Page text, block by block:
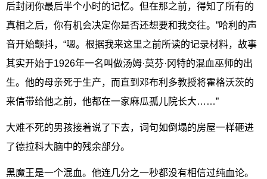
后封闭你最后半个小时的记忆。但在那之前，得知了所有的
真相之后，你有机会决定你是否还想要和我交往。”哈利的声
音开始颤抖，“嗯。根据我来这里之前所读的记录材料，故事
其实开始于1926年一名叫做汤姆·莫芬·冈特的混血巫师的出
生。他的母亲死于生产，而直到邓布利多教授将霍格沃茨的
来信带给他之前，他都在一家麻瓜孤儿院长大……”
大难不死的男孩接着说了下去，词句如倒塌的房屋一样砸进
了德拉科大脑中的残余部分。
黑魔王是一个混血。他连几分之一秒都没有相信过纯血论。